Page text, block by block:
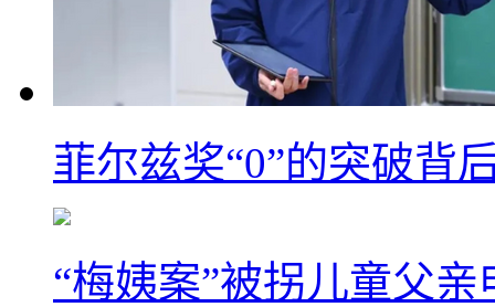
菲尔兹奖“0”的突破背
“梅姨案”被拐儿童父